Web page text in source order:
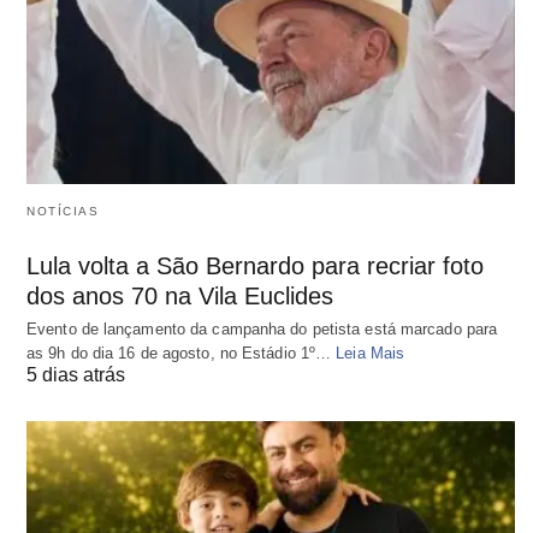
NOTÍCIAS
Lula volta a São Bernardo para recriar foto
dos anos 70 na Vila Euclides
Evento de lançamento da campanha do petista está marcado para
as 9h do dia 16 de agosto, no Estádio 1º… Leia Mais
5 dias atrás